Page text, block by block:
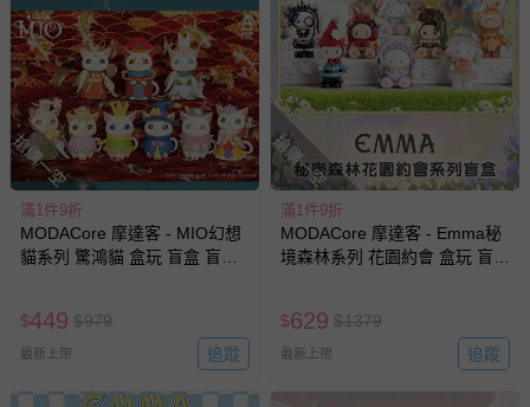
等）。
非以有形媒介提供之數位內容或一經提供即為完成之線
上服務，經消費者事先同意始提供（例如線上課程、遊
戲或活動點數等）。
已拆封之以下類型商品：
-個人衛生用品（例如尿布、貼身衣物、泳裝、襪子、地
墊、寢具類等）。
-新生兒親膚衣物（嬰幼兒包巾與背巾、包屁衣、學習
褲、紗布衣等）。
-接觸性孕哺產品（奶嘴、奶瓶、擠乳器、哺乳衣、托腹
-其他原廠盒裝商品封口處已貼上「不可拆封」，或具警
示字句等說明貼紙、封條者。
國際航空、客運、訂房等服務。
搶購一空
滿1件9折
MODACore 摩達客 - MIO幻想
貓系列 驚鴻貓 盒玩 盲盒 盲抽
$449 $979
最新上架 追蹤
搶購一空
滿1件9折
MODACore 摩達客 - Emma秘
境森林系列 花園約會 盒玩 盲盒
$629 $1379
最新上架 追蹤